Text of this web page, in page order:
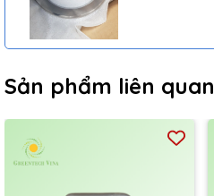
Sản phẩm liên quan